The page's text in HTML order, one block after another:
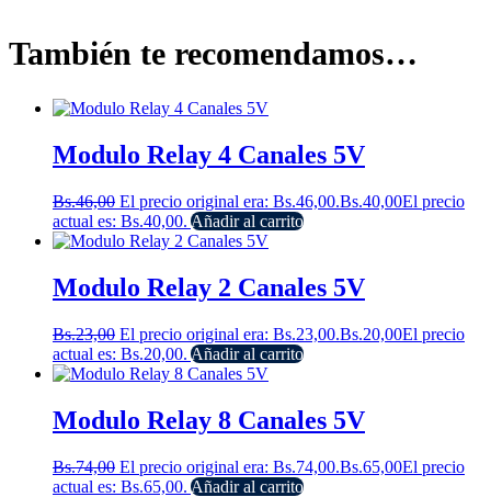
También te recomendamos…
Modulo Relay 4 Canales 5V
Bs.46,00 El precio original era: Bs.46,00.Bs.40,00El precio
actual es: Bs.40,00. Añadir al carrito
Modulo Relay 2 Canales 5V
Bs.23,00 El precio original era: Bs.23,00.Bs.20,00El precio
actual es: Bs.20,00. Añadir al carrito
Modulo Relay 8 Canales 5V
Bs.74,00 El precio original era: Bs.74,00.Bs.65,00El precio
actual es: Bs.65,00. Añadir al carrito